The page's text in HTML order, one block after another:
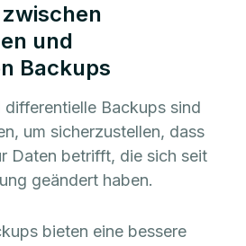
und
Backups
differentielle Backups sind
um sicherzustellen, dass
Daten betrifft, die sich seit
geändert haben.
bieten eine bessere